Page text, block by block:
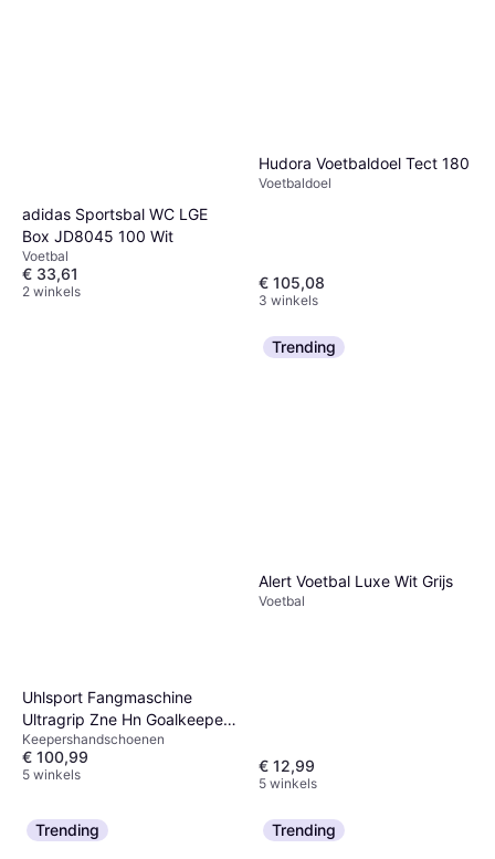
adidas Sportsbal WC LGE
Box JD8045 100 Wit
Voetbal
€ 33,61
2 winkels
Hudora Voetbaldoel Tect 180
Voetbaldoel
€ 105,08
3 winkels
Uhlsport Fangmaschine
Ultragrip Zne Hn Goalkeeper
Gloves
Keepershandschoenen
€ 100,99
5 winkels
Trending
Alert Voetbal Luxe Wit Grijs
Voetbal
€ 12,99
5 winkels
Trending Trending